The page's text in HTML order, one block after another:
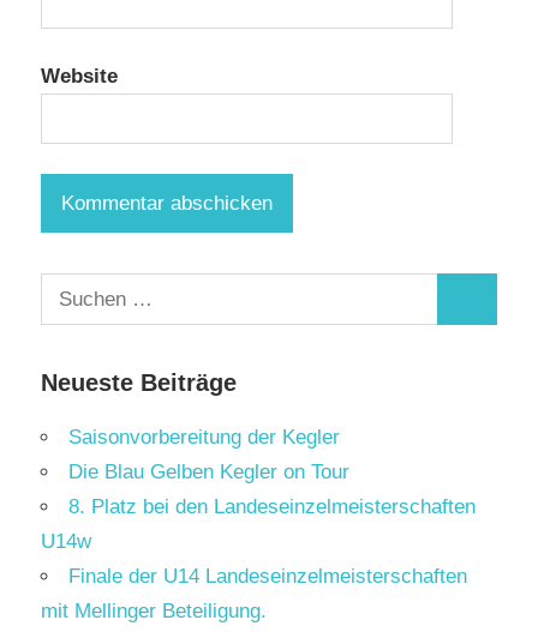
Website
Suchen
nach:
Neueste Beiträge
Saisonvorbereitung der Kegler
Die Blau Gelben Kegler on Tour
8. Platz bei den Landeseinzelmeisterschaften
U14w
Finale der U14 Landeseinzelmeisterschaften
mit Mellinger Beteiligung.